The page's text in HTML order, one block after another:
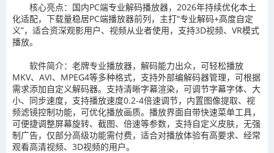
核心亮点：国内PC端专业解码播放器，2026年持续优化本土
化适配，下载量稳居PC端播放器前列，主打“专业解码+高度自定
义”，适合资深观影用户、视频从业者使用，支持3D视频、VR模式
播放。
软件简介：老牌专业播放器，解码能力出众，可轻松播放
MKV、AVI、MPEG4等多种格式，支持外部编解码器管理，可根据
需求添加自定义解码器。支持清晰字幕渲染，可调节字幕字体、大
小、同步速度，支持播放速度0.2-4倍速调节，内置图像提取、视
频滤镜控制功能，可优化播放画质。播放界面自带快速菜单工具，
可便捷调整屏幕旋转、截图、倍速等参数，支持自定义皮肤，无强
制广告，仅部分高级功能需付费，适合对播放体验有高要求、经常
观看高清视频、3D视频的用户。